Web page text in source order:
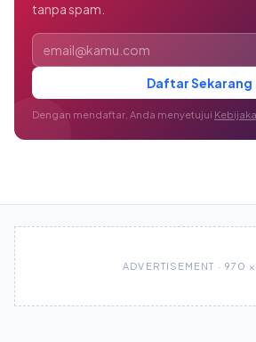
tanpa spam.
Alamat email
Daftar Sekarang
Dengan mendaftar, Anda menyetujui
ADVERTISEMENT · 970